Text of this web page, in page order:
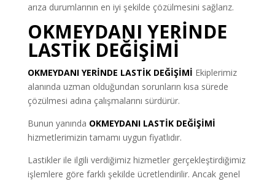
arıza durumlarının en iyi şekilde çözülmesini sağlarız.
OKMEYDANI YERİNDE
LASTİK DEĞİŞİMİ
OKMEYDANI YERİNDE LASTİK DEĞİŞİMİ Ekiplerimiz
alanında uzman olduğundan sorunların kısa sürede
çözülmesi adına çalışmalarını sürdürür.
Bunun yanında OKMEYDANI LASTİK DEĞİŞİMİ
hizmetlerimizin tamamı uygun fiyatlıdır.
Lastikler ile ilgili verdiğimiz hizmetler gerçekleştirdiğimiz
işlemlere göre farklı şekilde ücretlendirilir. Ancak genel